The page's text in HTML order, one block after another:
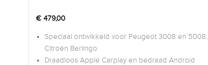
€ 479,00
Speciaal ontwikkeld voor Peugeot 3008 en 5008;
Citroën Berlingo
Draadloos Apple Carplay en bedraad Android